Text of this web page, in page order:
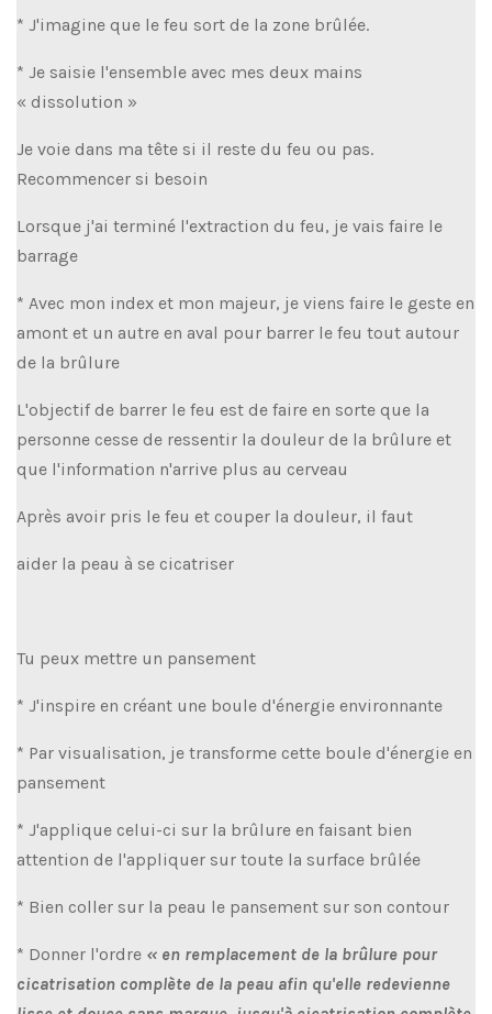
* J'imagine que le feu sort de la zone brûlée.
* Je saisie l'ensemble avec mes deux mains
« dissolution »
Je voie dans ma tête si il reste du feu ou pas.
Recommencer si besoin
Lorsque j'ai terminé l'extraction du feu, je vais faire le
barrage
* Avec mon index et mon majeur, je viens faire le geste en
amont et un autre en aval pour barrer le feu tout autour
de la brûlure
L'objectif de barrer le feu est de faire en sorte que la
personne cesse de ressentir la douleur de la brûlure et
que l'information n'arrive plus au cerveau
Après avoir pris le feu et couper la douleur, il faut
aider la peau à se cicatriser
Tu peux mettre un pansement
* J'inspire en créant une boule d'énergie environnante
* Par visualisation, je transforme cette boule d'énergie en
pansement
* J'applique celui-ci sur la brûlure en faisant bien
attention de l'appliquer sur toute la surface brûlée
* Bien coller sur la peau le pansement sur son contour
* Donner l'ordre « en remplacement de la brûlure pour
cicatrisation complète de la peau afin qu'elle redevienne